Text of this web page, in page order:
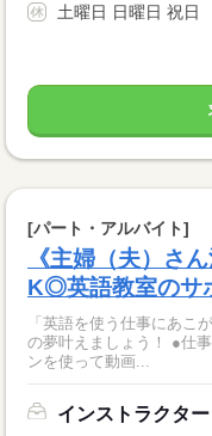
土曜日 日曜日 祝日
[パート・アルバイト]
《主婦（夫）さ
K◎英語教室のサ
「英語を使う仕事にあこ
の夢叶えましょう！ ●仕事内容 通常の英会話教室ではなく、 パソコ
ンを使って動画...
インストラクタ